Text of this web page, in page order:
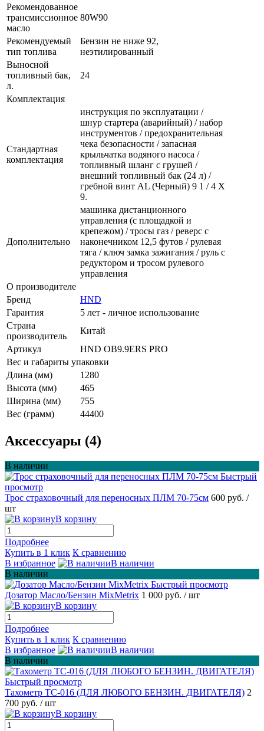
Рекомендованное
трансмиссионное
масло
80W90
Рекомендуемый
тип топлива
Бензин не ниже 92,
неэтилированный
Выносной
топливный бак,
л.
24
Комплектация
Стандартная
комплектация
инструкция по эксплуатации /
шнур стартера (аварийный) / набор
инструментов / предохранительная
чека безопасности / запасная
крыльчатка водяного насоса /
топливный шланг с грушей /
внешний топливный бак (24 л) /
гребной винт AL (Черный) 9 1 / 4 Х
9.
Дополнительно
машинка дистанционного
управления (с площадкой и
крепежом) / тросы газ / реверс с
наконечником 12,5 футов / рулевая
тяга / ключ замка зажигания / руль с
редуктором и тросом рулевого
управления
О производителе
Бренд
HND
Гарантия
5 лет - личное использование
Страна
производитель
Китай
Артикул
HND OB9.9ERS PRO
Вес и габариты упаковки
Длина (мм)
1280
Высота (мм)
465
Ширина (мм)
755
Вес (грамм)
44400
Аксессуары (4)
В наличии
Быстрый
просмотр
Трос страховочный для переносных ПЛМ 70-75см 600 руб. /
шт
В корзину
Подробнее
Купить в 1 клик К сравнению
В избранное
В наличии
В наличии
Быстрый просмотр
Дозатор Масло/Бензин MixMetrix 1 000 руб. / шт
В корзину
Подробнее
Купить в 1 клик К сравнению
В избранное
В наличии
В наличии
Быстрый просмотр
Тахометр ТС-016 (ДЛЯ ЛЮБОГО БЕНЗИН. ДВИГАТЕЛЯ) 2
700 руб. / шт
В корзину